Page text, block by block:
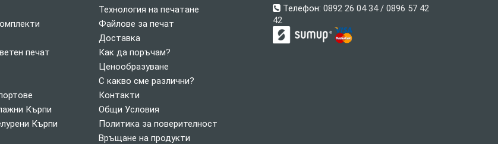
печат
Кърпи
Кърпи
Технология на печатане
Файлове за печат
Доставка
Как да поръчам?
Ценообразуване
С какво сме различни?
Контакти
Общи Условия
Политика за поверителност
Връщане на продукти
Телефон: 0892 26 04 34 / 0896 57 42
42